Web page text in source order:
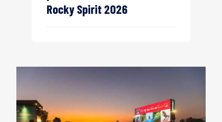
Rocky Spirit 2026